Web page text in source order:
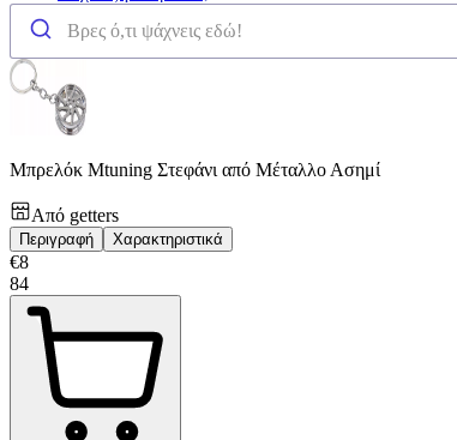
Μπρελόκ Mtuning Στεφάνι από Μέταλλο Ασημί
Από getters
Περιγραφή Χαρακτηριστικά
€8
84